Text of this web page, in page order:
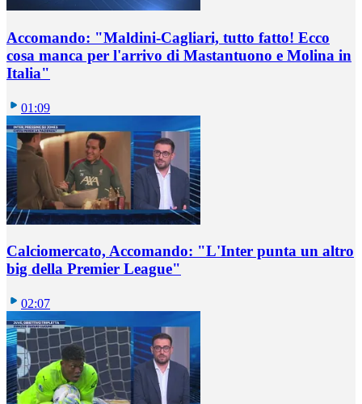
Accomando: "Maldini-Cagliari, tutto fatto! Ecco
cosa manca per l'arrivo di Mastantuono e Molina in
Italia"
01:09
Calciomercato, Accomando: "L'Inter punta un altro
big della Premier League"
02:07